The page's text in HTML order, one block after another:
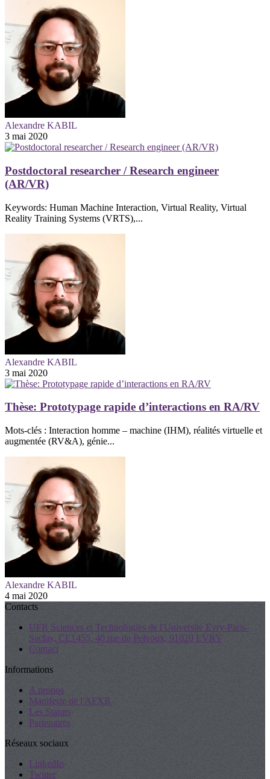
Alexandre KABIL
3 mai 2020
Postdoctoral researcher / Research engineer
(AR/VR)
Keywords: Human Machine Interaction, Virtual Reality, Virtual
Reality Training Systems (VRTS),...
Alexandre KABIL
3 mai 2020
Thèse: Prototypage rapide d’interactions en RA/RV
Mots-clés : Interaction homme – machine (IHM), réalités virtuelle et
augmentée (RV&A), génie...
Alexandre KABIL
4 mai 2020
Contacts
UFR Sciences et Technologies de l'Université Evry-Paris-
Saclay, CE1455, 40 rue de Pelvoux, 91020 EVRY
Contact
Informations
A propos
Manifeste de l'AFXR
Les Statuts
Partenaires
Réseaux sociaux
LinkedIn
Twitter